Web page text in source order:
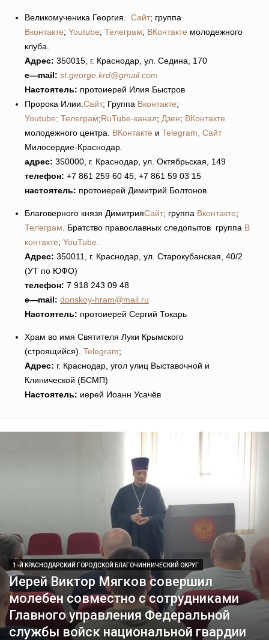
Великомученика Георгия. Сайт; группа
Вконтакте; Youtube; Телеграм; ВКонтакте молодежного
клуба.
Адрес: 350015, г. Краснодар, ул. Седина, 170
e—mail: st.george.krd@gmail.com
Настоятель: протоиерей Илия Быстров
Пророка Илии. Сайт; Группа Вконтакте;
Youtube; Телеграм;RuTube-канал; Дзен; ВКонтакте
молодежного центра. ВКонтакте и Telegram, Сайт
Милосердие-Краснодар.
адрес: 350000, г. Краснодар, ул. Октябрьская, 149
телефон: +7 861 259 60 45; +7 861 59 03 15
настоятель: протоиерей Димитрий Болтонов
Благоверного князя ДимитрияСайт; группа Вконтакте;
Телеграм . Братство православных следопытов группа В
контакте; YouTube.
Адрес: 350011, г. Краснодар, ул. Старокубанская, 40/2
(УТ по ЮФО)
телефон: 7 918 243 09 48
e—mail: donskoy-hram@mail.ru
Настоятель: протоиерей Сергий Токарь
Храм во имя Святителя Луки Крымского
(строящийся). Telegram;
Адрес: г. Краснодар, угол улиц Выставочной и
Клинической (БСМП)
Настоятель: иерей Иоанн Усачёв
1-Й КРАСНОДАРСКИЙ ГОРОДСКОЙ БЛАГОЧИННИЧЕСКИЙ ОКРУГ
Иерей Виктор Мягков совершил
молебен совместно с сотрудниками
Главного управления Федеральной
службы войск национальной гвардии